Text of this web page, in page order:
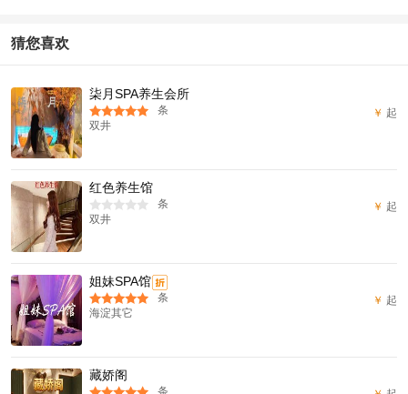
猜您喜欢
柒月SPA养生会所
条
双井
￥ 起
红色养生馆
条
双井
￥ 起
姐妹SPA馆折
条
海淀其它
￥ 起
藏娇阁
条